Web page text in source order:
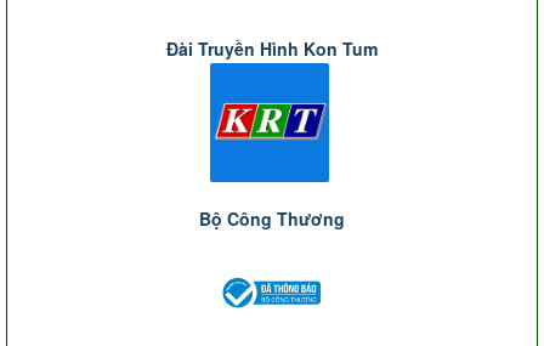
Đài Truyền Hình Kon Tum
Bộ Công Thương